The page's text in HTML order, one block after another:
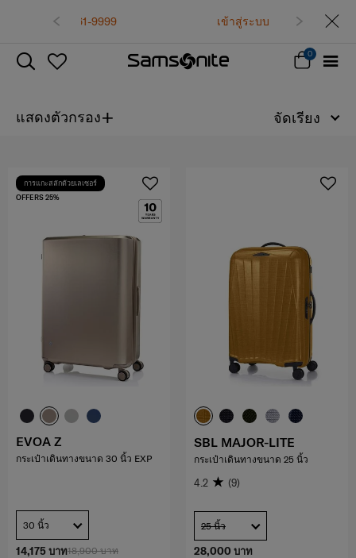
0
แสดงตัวกรอง+ จัดเรียง
18,900 บาท
14,175 บาท
OFFERS 25%
การแกะสลักด้วยเลเซอร์
EVOA Z
กระเป๋าเดินทางขนาด 30 นิ้ว EXP
30 นิ้ว
28,000 บาท
SBL MAJOR-LITE
กระเป๋าเดินทางขนาด 25 นิ้ว
4.2 (9)
25 นิ้ว